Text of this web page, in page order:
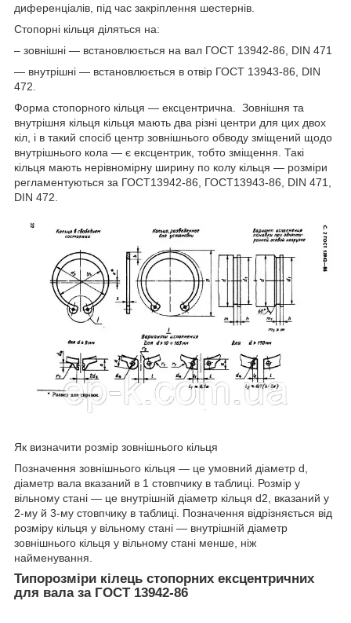
диференціалів, під час закріплення шестернів.
Стопорні кільця діляться на:
– зовнішні — встановлюється на вал ГОСТ 13942-86, DIN 471
— внутрішні — встановлюється в отвір ГОСТ 13943-86, DIN
472.
Форма стопорного кільця — ексцентрична. Зовнішня та
внутрішня кільця кільця мають два різні центри для цих двох
кіл, і в такий спосіб центр зовнішнього обводу зміщений щодо
внутрішнього кола — є ексцентрик, тобто зміщення. Такі
кільця мають нерівномірну ширину по колу кільця — розміри
регламентуються за ГОСТ13942-86, ГОСТ13943-86, DIN 471,
DIN 472.
Як визначити розмір зовнішнього кільця
Позначення зовнішнього кільця — це умовний діаметр d,
діаметр вала вказаний в 1 стовпчику в таблиці. Розмір у
вільному стані — це внутрішній діаметр кільця d2, вказаний у
2-му й 3-му стовпчику в таблиці. Позначення відрізняється від
розміру кільця у вільному стані — внутрішній діаметр
зовнішнього кільця у вільному стані менше, ніж
найменування.
Типорозміри кілець стопорних ексцентричних
для вала за ГОСТ 13942-86